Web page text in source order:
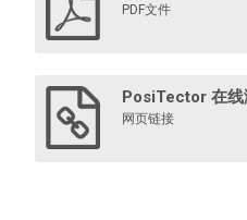
PDF文件
PosiTector 在线
网页链接